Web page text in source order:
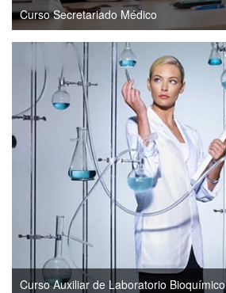
Curso Secretariado Médico
Curso Auxiliar de Laboratorio Bioquímico